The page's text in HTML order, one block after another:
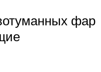
фар